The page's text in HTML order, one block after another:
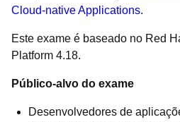
Cloud-native Applications.
Este exame é baseado no Red
Platform 4.18.
Público-alvo do exame
Desenvolvedores de